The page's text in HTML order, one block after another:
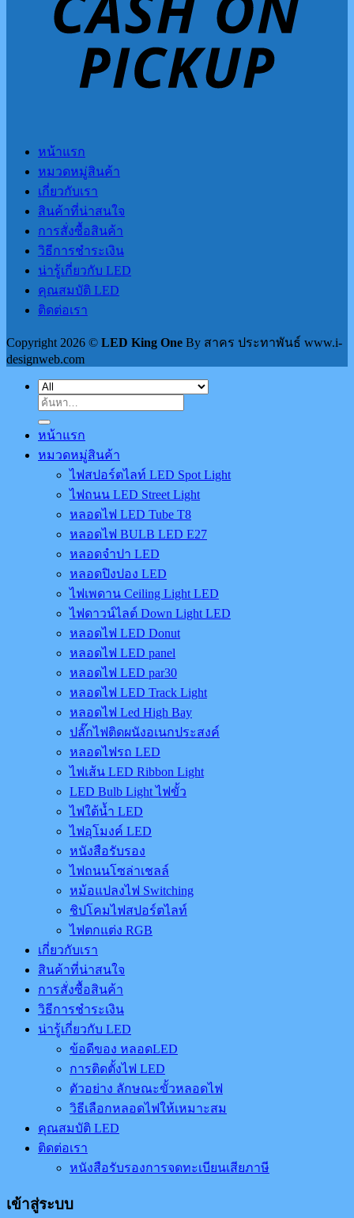
หน้าแรก
หมวดหมู่สินค้า
เกี่ยวกับเรา
สินค้าที่น่าสนใจ
การสั่งซื้อสินค้า
วิธีการชำระเงิน
น่ารู้เกี่ยวกับ LED
คุณสมบัติ LED
ติดต่อเรา
Copyright 2026 © LED King One By สาคร ประทาพันธ์ www.i-
designweb.com
ค้นหา:
หน้าแรก
หมวดหมู่สินค้า
ไฟสปอร์ตไลท์ LED Spot Light
ไฟถนน LED Street Light
หลอดไฟ LED Tube T8
หลอดไฟ BULB LED E27
หลอดจำปา LED
หลอดปิงปอง LED
ไฟเพดาน Ceiling Light LED
ไฟดาวน์ไลต์ Down Light LED
หลอดไฟ LED Donut
หลอดไฟ LED panel
หลอดไฟ LED par30
หลอดไฟ LED Track Light
หลอดไฟ Led High Bay
ปลั๊กไฟติดผนังอเนกประสงค์
หลอดไฟรถ LED
ไฟเส้น LED Ribbon Light
LED Bulb Light ไฟขั้ว
ไฟใต้น้ำ LED
ไฟอุโมงค์ LED
หนังสือรับรอง
ไฟถนนโซล่าเชลล์
หม้อแปลงไฟ Switching
ชิปโคมไฟสปอร์ตไลท์
ไฟตกแต่ง RGB
เกี่ยวกับเรา
สินค้าที่น่าสนใจ
การสั่งซื้อสินค้า
วิธีการชำระเงิน
น่ารู้เกี่ยวกับ LED
ข้อดีของ หลอดLED
การติดตั้งไฟ LED
ตัวอย่าง ลักษณะขั้วหลอดไฟ
วิธีเลือกหลอดไฟให้เหมาะสม
คุณสมบัติ LED
ติดต่อเรา
หนังสือรับรองการจดทะเบียนเสียภาษี
เข้าสู่ระบบ